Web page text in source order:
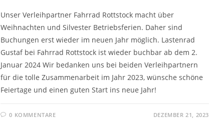
Unser Verleihpartner Fahrrad Rottstock macht über
Weihnachten und Silvester Betriebsferien. Daher sind
Buchungen erst wieder im neuen Jahr möglich. Lastenrad
Gustaf bei Fahrrad Rottstock ist wieder buchbar ab dem 2.
Januar 2024 Wir bedanken uns bei beiden Verleihpartnern
für die tolle Zusammenarbeit im Jahr 2023, wünsche schöne
Feiertage und einen guten Start ins neue Jahr!
0 KOMMENTARE DEZEMBER 21, 2023